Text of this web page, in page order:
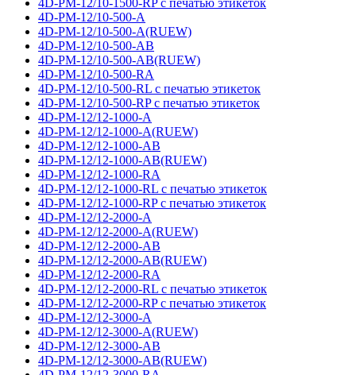
4D-PM-12/10-1500-RP с печатью этикеток
4D-PM-12/10-500-A
4D-PM-12/10-500-A(RUEW)
4D-PM-12/10-500-AB
4D-PM-12/10-500-AB(RUEW)
4D-PM-12/10-500-RA
4D-PM-12/10-500-RL с печатью этикеток
4D-PM-12/10-500-RP с печатью этикеток
4D-PM-12/12-1000-A
4D-PM-12/12-1000-A(RUEW)
4D-PM-12/12-1000-AB
4D-PM-12/12-1000-AB(RUEW)
4D-PM-12/12-1000-RA
4D-PM-12/12-1000-RL с печатью этикеток
4D-PM-12/12-1000-RP с печатью этикеток
4D-PM-12/12-2000-A
4D-PM-12/12-2000-A(RUEW)
4D-PM-12/12-2000-AB
4D-PM-12/12-2000-AB(RUEW)
4D-PM-12/12-2000-RA
4D-PM-12/12-2000-RL с печатью этикеток
4D-PM-12/12-2000-RP с печатью этикеток
4D-PM-12/12-3000-A
4D-PM-12/12-3000-A(RUEW)
4D-PM-12/12-3000-AB
4D-PM-12/12-3000-AB(RUEW)